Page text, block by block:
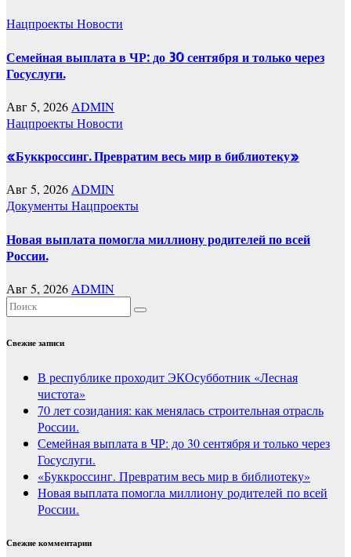
НацпроектыНовости
Семейная выплата в ЧР: до 30 сентября и только через
Госуслуги.
Авг 5, 2026 ADMIN
НацпроектыНовости
«Буккроссинг. Превратим весь мир в библиотеку»
Авг 5, 2026ADMIN
ДокументыНацпроекты
Новая выплата помогла миллиону родителей по всей
России.
Авг 5, 2026 ADMIN
Свежие записи
В республике проходит ЭКОсубботник «Лесная
чистота»
70 лет созидания: как менялась строительная отрасль
России.
Семейная выплата в ЧР: до 30 сентября и только через
Госуслуги.
«Буккроссинг. Превратим весь мир в библиотеку»
Новая выплата помогла миллиону родителей по всей
России.
Свежие комментарии